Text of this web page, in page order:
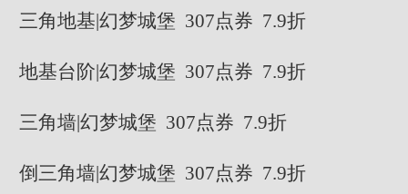
三角地基|幻梦城堡 307点券 7.9折
地基台阶|幻梦城堡 307点券 7.9折
三角墙|幻梦城堡 307点券 7.9折
倒三角墙|幻梦城堡 307点券 7.9折